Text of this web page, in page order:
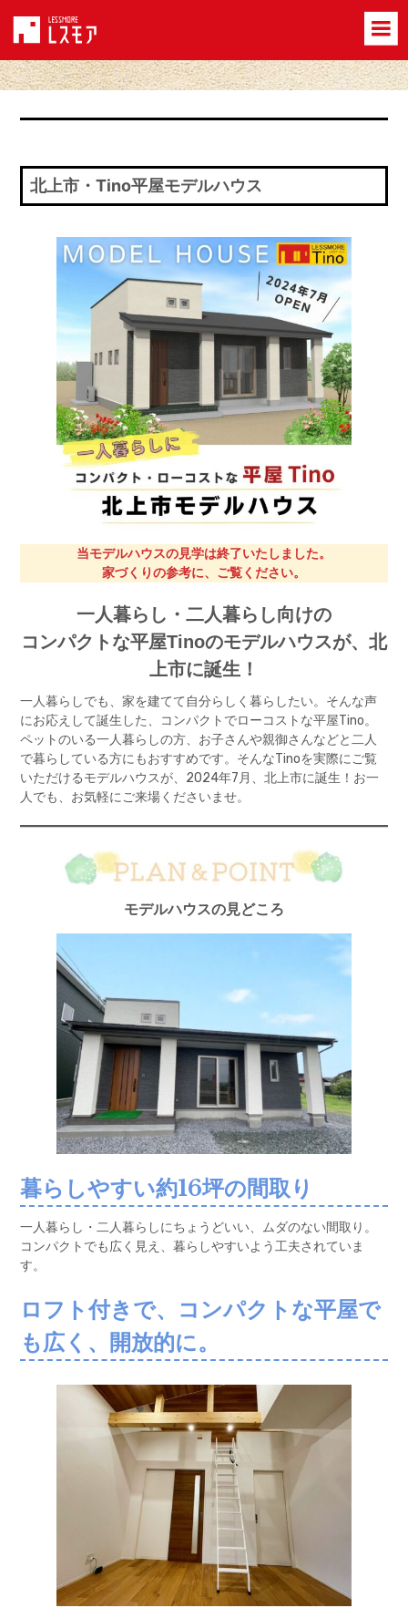
北上市・Tino平屋モデルハウス
当モデルハウスの見学は終了いたしました。
家づくりの参考に、ご覧ください。
一人暮らし・二人暮らし向けの
コンパクトな平屋Tinoのモデルハウスが、北
上市に誕生！
一人暮らしでも、家を建てて自分らしく暮らしたい。そんな声
にお応えして誕生した、コンパクトでローコストな平屋Tino。
ペットのいる一人暮らしの方、お子さんや親御さんなどと二人
で暮らしている方にもおすすめです。そんなTinoを実際にご覧
いただけるモデルハウスが、2024年7月、北上市に誕生！お一
人でも、お気軽にご来場くださいませ。
モデルハウスの見どころ
暮らしやすい約16坪の間取り
一人暮らし・二人暮らしにちょうどいい、ムダのない間取り。
コンパクトでも広く見え、暮らしやすいよう工夫されていま
す。
ロフト付きで、コンパクトな平屋で
も広く、開放的に。